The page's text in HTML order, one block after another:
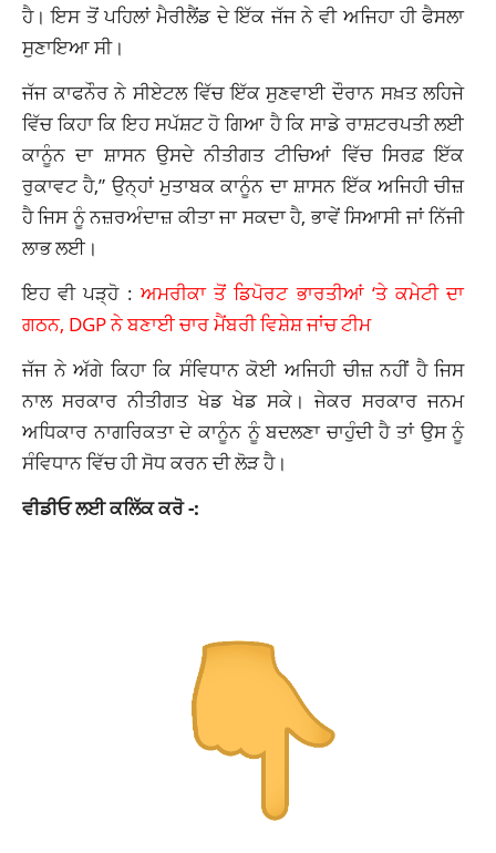
ਹੈ। ਇਸ ਤੋਂ ਪਹਿਲਾਂ ਮੈਰੀਲੈਂਡ ਦੇ ਇੱਕ ਜੱਜ ਨੇ ਵੀ ਅਜਿਹਾ ਹੀ ਫੈਸਲਾ
ਸੁਣਾਇਆ ਸੀ।
ਜੱਜ ਕਾਫਨੌਰ ਨੇ ਸੀਏਟਲ ਵਿੱਚ ਇੱਕ ਸੁਣਵਾਈ ਦੌਰਾਨ ਸਖ਼ਤ ਲਹਿਜੇ
ਵਿੱਚ ਕਿਹਾ ਕਿ ਇਹ ਸਪੱਸ਼ਟ ਹੋ ਗਿਆ ਹੈ ਕਿ ਸਾਡੇ ਰਾਸ਼ਟਰਪਤੀ ਲਈ
ਕਾਨੂੰਨ ਦਾ ਸ਼ਾਸਨ ਉਸਦੇ ਨੀਤੀਗਤ ਟੀਚਿਆਂ ਵਿੱਚ ਸਿਰਫ਼ ਇੱਕ
ਰੁਕਾਵਟ ਹੈ,” ਉਨ੍ਹਾਂ ਮੁਤਾਬਕ ਕਾਨੂੰਨ ਦਾ ਸ਼ਾਸਨ ਇੱਕ ਅਜਿਹੀ ਚੀਜ਼
ਹੈ ਜਿਸ ਨੂੰ ਨਜ਼ਰਅੰਦਾਜ਼ ਕੀਤਾ ਜਾ ਸਕਦਾ ਹੈ, ਭਾਵੇਂ ਸਿਆਸੀ ਜਾਂ ਨਿੱਜੀ
ਲਾਭ ਲਈ।
ਇਹ ਵੀ ਪੜ੍ਹੋ :ਅਮਰੀਕਾ ਤੋਂ ਡਿਪੋਰਟ ਭਾਰਤੀਆਂ ‘ਤੇ ਕਮੇਟੀ ਦਾ
ਗਠਨ, DGP ਨੇ ਬਣਾਈ ਚਾਰ ਮੈਂਬਰੀ ਵਿਸ਼ੇਸ਼ ਜਾਂਚ ਟੀਮ
ਜੱਜ ਨੇ ਅੱਗੇ ਕਿਹਾ ਕਿ ਸੰਵਿਧਾਨ ਕੋਈ ਅਜਿਹੀ ਚੀਜ਼ ਨਹੀਂ ਹੈ ਜਿਸ
ਨਾਲ ਸਰਕਾਰ ਨੀਤੀਗਤ ਖੇਡ ਖੇਡ ਸਕੇ। ਜੇਕਰ ਸਰਕਾਰ ਜਨਮ
ਅਧਿਕਾਰ ਨਾਗਰਿਕਤਾ ਦੇ ਕਾਨੂੰਨ ਨੂੰ ਬਦਲਣਾ ਚਾਹੁੰਦੀ ਹੈ ਤਾਂ ਉਸ ਨੂੰ
ਸੰਵਿਧਾਨ ਵਿੱਚ ਹੀ ਸੋਧ ਕਰਨ ਦੀ ਲੋੜ ਹੈ।
ਵੀਡੀਓ ਲਈ ਕਲਿੱਕ ਕਰੋ -: